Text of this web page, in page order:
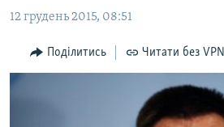
основної
навігації
Перейти
до
пошуку
БЛОГИ
ПОГЛЯД
ІНТЕРВ'Ю
12 грудень 2015, 08:51
Поділитись Читати без VPN